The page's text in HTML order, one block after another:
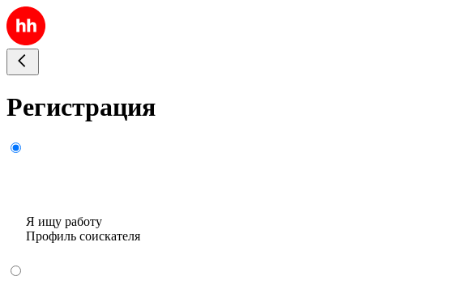
Регистрация
Я ищу работу
Профиль соискателя